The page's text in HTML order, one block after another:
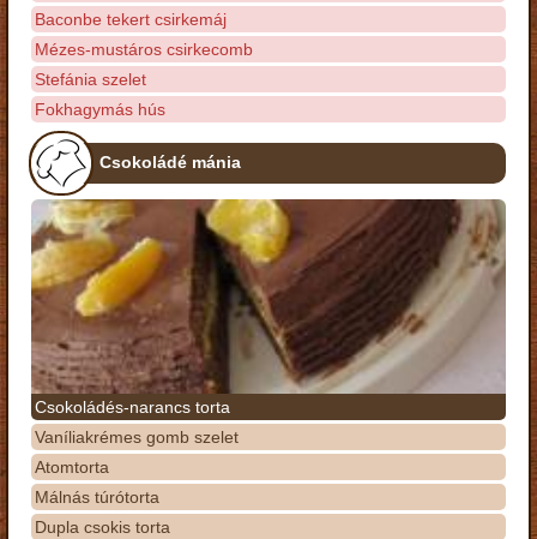
Baconbe tekert csirkemáj
Mézes-mustáros csirkecomb
Stefánia szelet
Fokhagymás hús
Csokoládé mánia
Csokoládés-narancs torta
Vaníliakrémes gomb szelet
Atomtorta
Málnás túrótorta
Dupla csokis torta